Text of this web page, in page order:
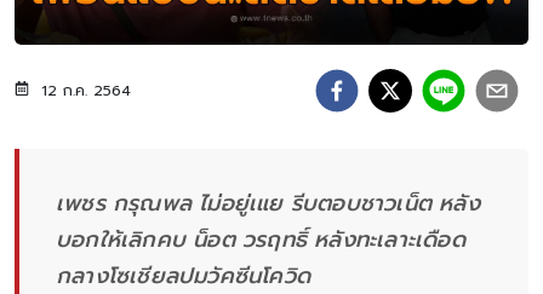
12 ก.ค. 2564
เพชร กรุณพล ไม่อยู่เแย รีบตอบชาวเน็ต หลัง
บอกให้เลิกคบ น็อต วรฤทธิ์ หลังทะเลาะเดือด
กลางโซเชียลปมวัคซีนโควิด